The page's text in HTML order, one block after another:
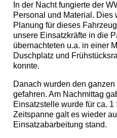
In der Nacht fungierte der
Personal und Material. Dies
Planung für dieses
unsere Einsatzkräfte in die
übernachteten u.a. in einer
Duschplatz und
konnte.
Danach wurden den
gefahren. Am Nachmittag
Einsatzstelle wurde für ca.
Zeitspanne galt es wieder
Einsatzabarbeitung stand.